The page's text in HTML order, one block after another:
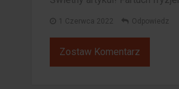
1 Czerwca 2022 Odpowiedz
Zostaw Komentarz